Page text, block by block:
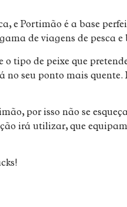
e Portimão é a base
de viagens de pesca e
tipo de peixe que
seu ponto mais quente.
por isso não se
irá utilizar, que